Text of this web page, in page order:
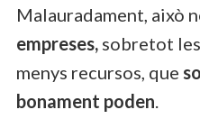
Malauradament, això
empreses, sobretot
menys recursos, que
bonament poden.